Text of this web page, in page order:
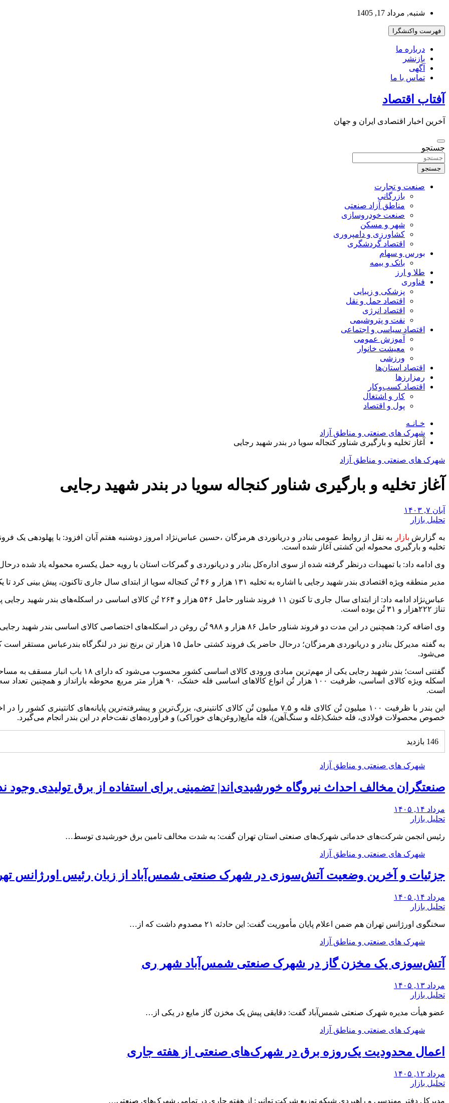
بروید
شنبه, مرداد 17, 1405
فهرست واکنشگرا
درباره ما
بازنشر
آگهی
تماس با ما
آفتاب اقتصاد
آخرین اخبار اقتصادی ایران و جهان
جستجو
جستجو
صنعت و تجارت
بازرگانی
مناطق آزاد صنعتی
صنعت خودروسازی
شهر و مسکن
کشاورزی و دامپروری
اقتصاد گردشگری
بورس و سهام
بانک و بیمه
طلا و ارز
فناوری
پزشکی و زیبایی
اقتصاد حمل و نقل
اقتصاد انرژی
نفت و پتروشیمی
اقتصاد سیاسی و اجتماعی
آموزش عمومی
معیشت خانوار
ورزشی
اقتصاد استان‌ها
رمزارزها
اقتصاد کسب‌و‌کار
کار و اشتغال
پول و اقتصاد
خـانـه
شهرک های صنعتی و مناطق آزاد
آغاز تخلیه و بارگیری شناور کنجاله سویا در بندر شهید رجایی
شهرک های صنعتی و مناطق آزاد
آغاز تخلیه و بارگیری شناور کنجاله سویا در بندر شهید رجایی
آبان ۷, ۱۴۰۳
تحلیل بازار
به گزارش بازار
به نقل از روابط عمومی بنادر و دریانوردی هرمزگان ،حسین عباس‌نژاد امروز دوشنبه هفتم آبان افزود: با پهلودهی یک
تخلیه و بارگیری محموله این کشتی آغاز شده است.
وی ادامه داد: با تمهیدات درنظر گرفته شده از سوی اداره‌کل بنادر و دریانوردی و گمرکات استان با رویه حمل یکسره محموله یاد شده
مدیر منطقه ویژه اقتصادی بندر شهید رجایی با اشاره به تخلیه ۱۳۱ هزار و ۴۶تُن کنجاله سویا از ابتدای سال جاری تاکنون، پیش بینی کرد تا
عباس‌نژاد ادامه داد: از ابتدای سال جاری تا کنون ۱۱ فروند شناور حامل ۵۴۶هزار و ۲۶۴ تُن کالای اساسی در اسکله‌های بندر شهید
تناژ ۲۲۲هزار و ۳۱تُن بوده است.
وی اضافه کرد: همچنین در این مدت دو فروند شناور حامل ۸۶ هزار و ۹۸۸تُن روغن در اسکله‌های اختصاصی کالای اساسی بندر شهید
به گفته مدیرکل بنادر و دریانوردی هرمزگان؛ درحال حاضر یک فروند کشتی حامل ۱۵ هزار تن برنج نیز در لنگرگاه بندرعباس مستقر
می‌شود.
است.
این بندر با ظرفیت ۱۰۰ میلیون تُن کالای فله و ۷.۵ میلیون تُن کالای کانتینری، بزرگ‌ترین و پیشرفته‌ترین
خصوص محصولات فولادی، فله خشک(غله و سنگ‌آهن)، فله مایع(روغن‌های خوراکی) و فرآورده‌های نفت‌خام در این بندر انجام می‌گیرد.
146 بازدید
شهرک های صنعتی و مناطق آزاد
صنعتگران مخالف احداث نیروگاه خورشیدی‌اند| تضمینی برای استفاده از برق تولیدی وجود
مرداد ۱۴, ۱۴۰۵
تحلیل بازار
رئیس انجمن شرکت‌های خدماتی شهرک‌های صنعتی استان تهران گفت: به شدت مخالف تامین برق خورشیدی توسط…
شهرک های صنعتی و مناطق آزاد
جزئیات و آخرین وضعیت آتش‌سوزی در شهرک صنعتی شمس‌آباد از زبان رئیس اورژانس
مرداد ۱۴, ۱۴۰۵
تحلیل بازار
سخنگوی اورژانس تهران هم ضمن اعلام پایان مأموریت گفت: این حادثه ۲۱ مصدوم داشت که از…
شهرک های صنعتی و مناطق آزاد
آتش‌سوزی یک مخزن گاز در شهرک صنعتی شمس‌آباد شهر ری
مرداد ۱۳, ۱۴۰۵
تحلیل بازار
عضو هیأت مدیره شهرک صنعتی شمس‌آباد گفت: دقایقی پیش یک مخزن گاز مایع در یکی از…
شهرک های صنعتی و مناطق آزاد
اعمال محدودیت یک‌روزه برق در شهرک‌های صنعتی از هفته جاری
مرداد ۱۲, ۱۴۰۵
تحلیل بازار
مدیرکل دفتر مهندسی و راهبردی شبکه توزیع شرکت توانیر: از هفته جاری در تمامی شهرک‌های صنعتی…